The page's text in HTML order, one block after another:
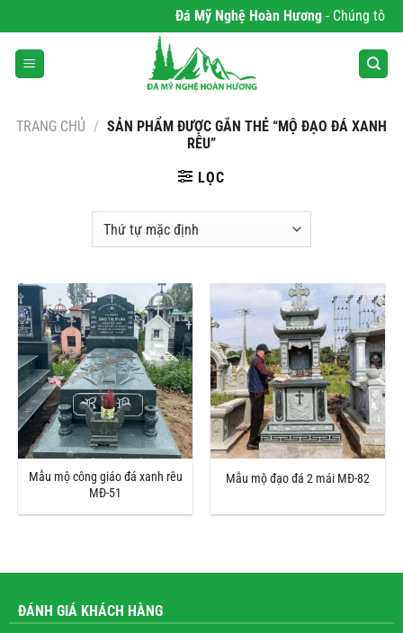
qua
nội
dung
Đá Mỹ Nghệ Hoàn Hương- Chúng tôi
TRANG CHỦ / SẢN PHẨM ĐƯỢC GẮN THẺ “MỘ ĐẠO ĐÁ XANH
RÊU”
LỌC
Mẫu mộ công giáo đá xanh rêu
MĐ-51
Mẫu mộ đạo đá 2 mái MĐ-82
ĐÁNH GIÁ KHÁCH HÀNG